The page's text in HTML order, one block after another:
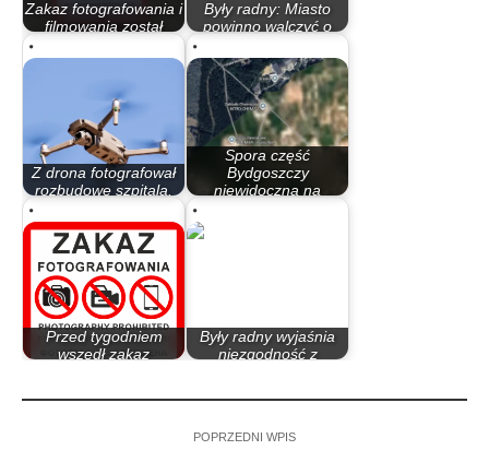
Zakaz fotografowania i
filmowania został
Były radny: Miasto
powinno walczyć o
wojskową prokuraturę
Z drona fotografował
rozbudowę szpitala.
Spora część
Bydgoszczy
niewidoczna na
Przed tygodniem
wszedł zakaz
Były radny wyjaśnia
niezgodność z
POPRZEDNI WPIS